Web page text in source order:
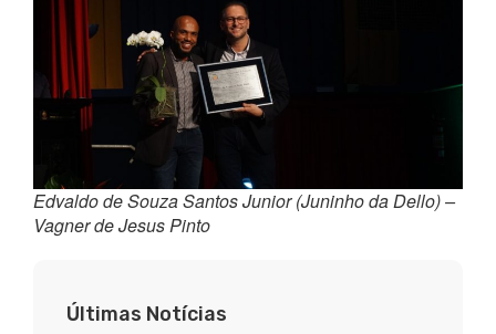
Edvaldo de Souza Santos Junior (Juninho da Dello) –
Vagner de Jesus Pinto
Últimas Notícias